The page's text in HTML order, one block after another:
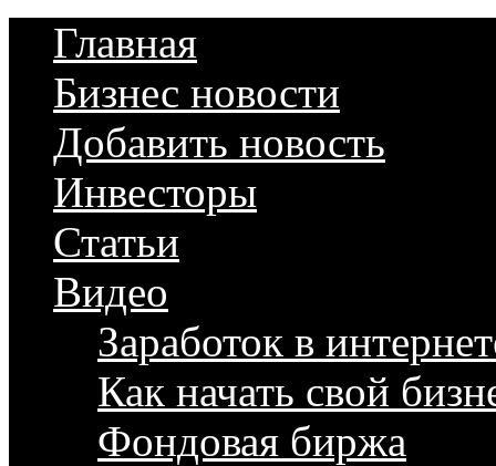
Главная
Бизнес новости
Добавить новость
Инвесторы
Статьи
Видео
Заработок в
Как начать свой
Фондовая биржа